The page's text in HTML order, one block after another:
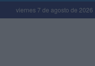
viernes 7 de agosto de 2026